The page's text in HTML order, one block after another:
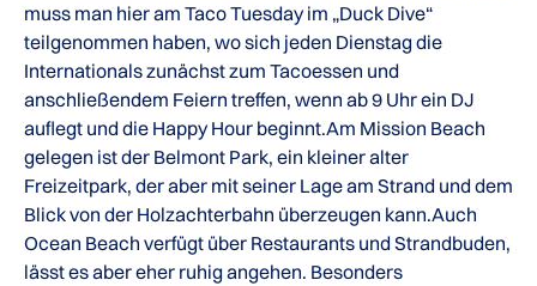
muss man hier am Taco Tuesday im „Duck Dive“
teilgenommen haben, wo sich jeden Dienstag die
Internationals zunächst zum Tacoessen und
anschließendem Feiern treffen, wenn ab 9 Uhr ein DJ
auflegt und die Happy Hour beginnt.Am Mission Beach
gelegen ist der Belmont Park, ein kleiner alter
Freizeitpark, der aber mit seiner Lage am Strand und dem
Blick von der Holzachterbahn überzeugen kann.Auch
Ocean Beach verfügt über Restaurants und Strandbuden,
lässt es aber eher ruhig angehen. Besonders